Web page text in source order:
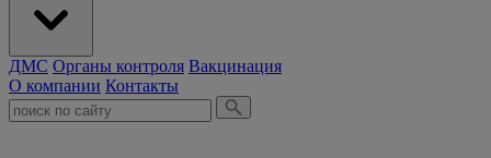
ДМС Органы контроля Вакцинация
О компании Контакты